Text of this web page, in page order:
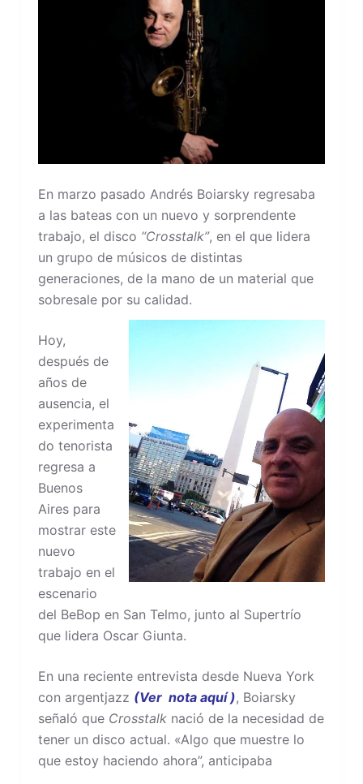
En marzo pasado Andrés Boiarsky regresaba
a las bateas con un nuevo y sorprendente
trabajo, el disco “Crosstalk”, en el que lidera
un grupo de músicos de distintas
generaciones, de la mano de un material que
sobresale por su calidad.
Hoy,
después de
años de
ausencia, el
experimenta
do tenorista
regresa a
Buenos
Aires para
mostrar este
nuevo
trabajo en el
escenario
del BeBop en San Telmo, junto al Supertrío
que lidera Oscar Giunta.
En una reciente entrevista desde Nueva York
con argentjazz (Ver nota aquí ), Boiarsky
señaló que Crosstalknació de la necesidad de
tener un disco actual. «Algo que muestre lo
que estoy haciendo ahora”, anticipaba